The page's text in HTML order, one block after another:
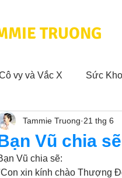
TRUONG
vy và Vắc X Sức
vì cộng đồng Trải
hay trong Sách CL&NL
Vũ chia sẽ
Tammie Truong 21 thg 6
Vũ chia sẽ:
xin kính chào Thượng